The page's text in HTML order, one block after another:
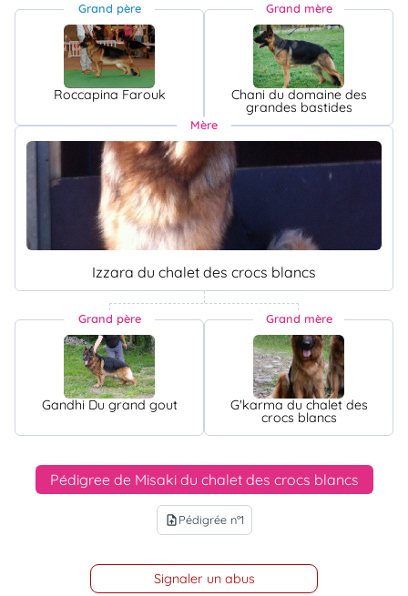
Grand père
Roccapina Farouk
Grand mère
Chani du domaine des
grandes bastides
Mère
Izzara du chalet des crocs blancs
Grand père
Gandhi Du grand gout
Grand mère
G'karma du chalet des
crocs blancs
Pédigree de Misaki du chalet des crocs blancs
upload_file Pédigrée n°1
Signaler un abus